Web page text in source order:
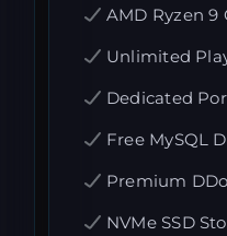
AMD Ryzen 9
Unlimited
Dedicated
Free MySQL
Premium
NVMe SSD